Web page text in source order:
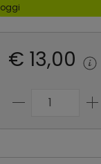
oggi
€ 13,00